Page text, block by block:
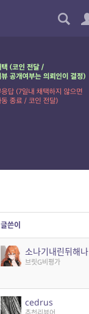
글쓴이
소나기내린뒤해나
브릿G비평가
cedrus